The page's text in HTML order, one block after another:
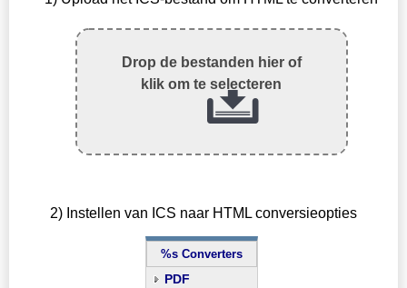
Drop de bestanden hier of
klik om te selecteren
2) Instellen van ICS naar HTML conversieopties
%s Converters
PDF